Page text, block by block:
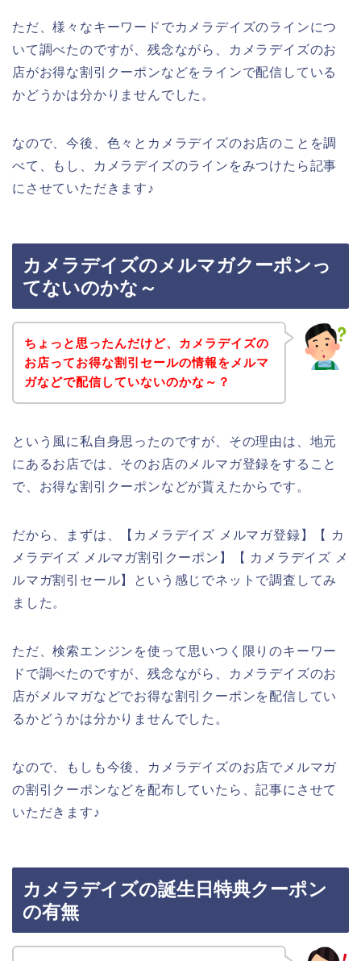
ただ、様々なキーワードでカメラデイズのラインにつ
いて調べたのですが、残念ながら、カメラデイズのお
店がお得な割引クーポンなどをラインで配信している
かどうかは分かりませんでした。
なので、今後、色々とカメラデイズのお店のことを調
べて、もし、カメラデイズのラインをみつけたら記事
にさせていただきます♪
カメラデイズのメルマガクーポンっ
てないのかな～
ちょっと思ったんだけど、カメラデイズの
お店ってお得な割引セールの情報をメルマ
ガなどで配信していないのかな～？
という風に私自身思ったのですが、その理由は、地元
にあるお店では、そのお店のメルマガ登録をすること
で、お得な割引クーポンなどが貰えたからです。
だから、まずは、【カメラデイズ メルマガ登録】【 カ
メラデイズ メルマガ割引クーポン】【 カメラデイズ メ
ルマガ割引セール】という感じでネットで調査してみ
ました。
ただ、検索エンジンを使って思いつく限りのキーワー
ドで調べたのですが、残念ながら、カメラデイズのお
店がメルマガなどでお得な割引クーポンを配信してい
るかどうかは分かりませんでした。
なので、もしも今後、カメラデイズのお店でメルマガ
の割引クーポンなどを配布していたら、記事にさせて
いただきます♪
カメラデイズの誕生日特典クーポン
の有無